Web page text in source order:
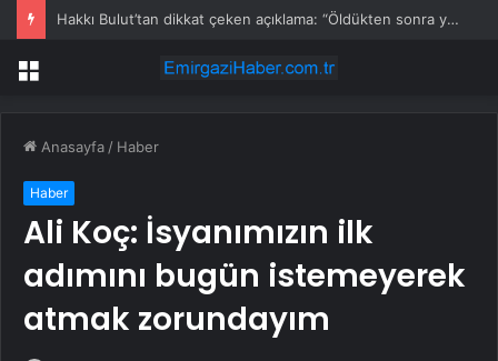
Hakkı Bulut’tan dikkat çeken açıklama: “Öldükten sonra yapsalar ne olur?”
Menü
Anasayfa / Haber
Haber
Ali Koç: İsyanımızın ilk
adımını bugün istemeyerek
atmak zorundayım